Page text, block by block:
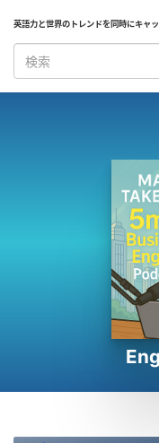
英語力と世界のトレンドを同時にキャッ